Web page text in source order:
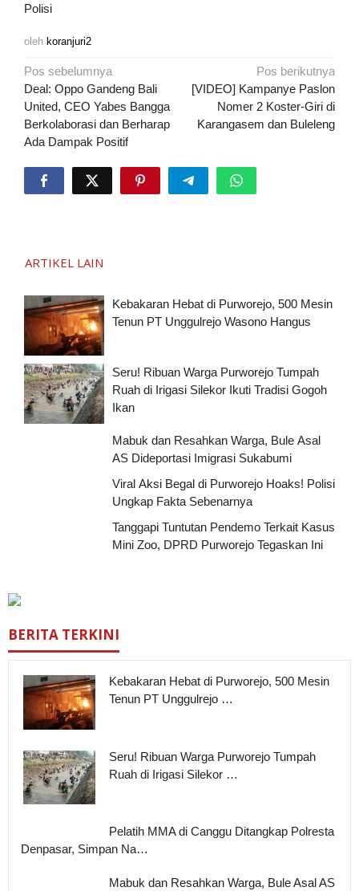
Polisi
oleh koranjuri2
Navigasi
pos
Pos sebelumnya
Deal: Oppo Gandeng Bali
United, CEO Yabes Bangga
Berkolaborasi dan Berharap
Ada Dampak Positif
Pos berikutnya
[VIDEO] Kampanye Paslon
Nomer 2 Koster-Giri di
Karangasem dan Buleleng
ARTIKEL LAIN
Kebakaran Hebat di Purworejo, 500 Mesin
Tenun PT Unggulrejo Wasono Hangus
Seru! Ribuan Warga Purworejo Tumpah
Ruah di Irigasi Silekor Ikuti Tradisi Gogoh
Ikan
Mabuk dan Resahkan Warga, Bule Asal
AS Dideportasi Imigrasi Sukabumi
Viral Aksi Begal di Purworejo Hoaks! Polisi
Ungkap Fakta Sebenarnya
Tanggapi Tuntutan Pendemo Terkait Kasus
Mini Zoo, DPRD Purworejo Tegaskan Ini
BERITA TERKINI
Kebakaran Hebat di Purworejo, 500 Mesin
Tenun PT Unggulrejo …
Seru! Ribuan Warga Purworejo Tumpah
Ruah di Irigasi Silekor …
Pelatih MMA di Canggu Ditangkap Polresta
Denpasar, Simpan Na…
Mabuk dan Resahkan Warga, Bule Asal AS